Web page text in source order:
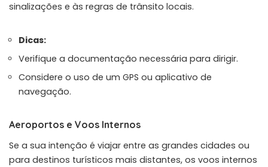
sinalizações e às regras de trânsito locais.
Dicas:
Verifique a documentação necessária para dirigir.
Considere o uso de um GPS ou aplicativo de
navegação.
Aeroportos e Voos Internos
Se a sua intenção é viajar entre as grandes cidades ou
para destinos turísticos mais distantes, os voos internos